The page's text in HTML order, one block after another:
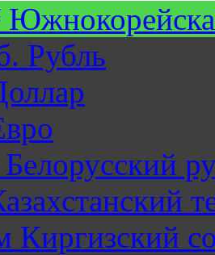
Рубль
Белорусский
Киргизский